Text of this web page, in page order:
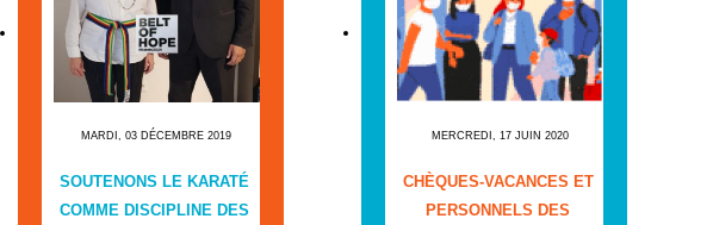
MARDI, 03 DÉCEMBRE 2019
SOUTENONS LE KARATÉ
COMME DISCIPLINE DES
MERCREDI, 17 JUIN 2020
CHÈQUES-VACANCES ET
PERSONNELS DES